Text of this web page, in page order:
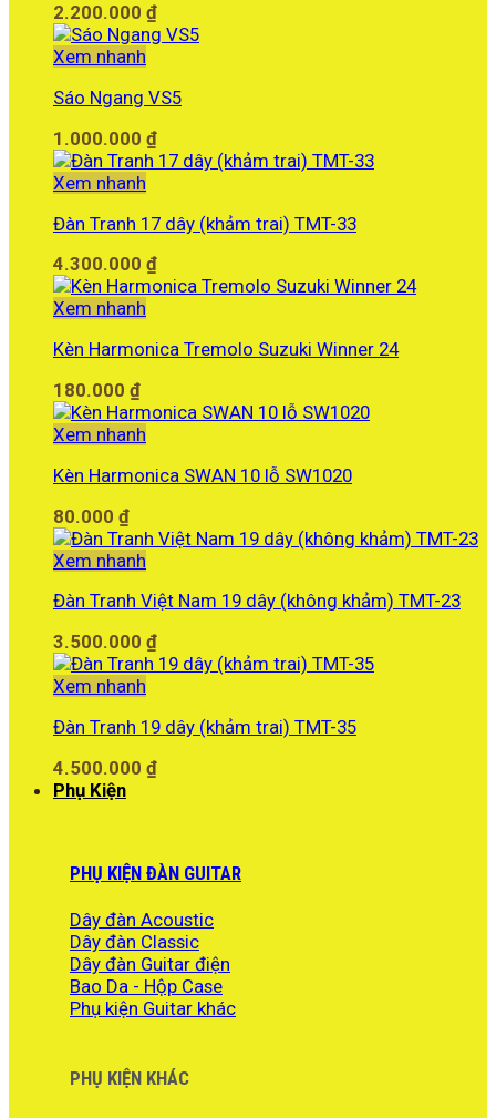
2.200.000 ₫
Xem nhanh
Sáo Ngang VS5
1.000.000 ₫
Xem nhanh
Đàn Tranh 17 dây (khảm trai) TMT-33
4.300.000 ₫
Xem nhanh
Kèn Harmonica Tremolo Suzuki Winner 24
180.000 ₫
Xem nhanh
Kèn Harmonica SWAN 10 lỗ SW1020
80.000 ₫
Xem nhanh
Đàn Tranh Việt Nam 19 dây (không khảm) TMT-23
3.500.000 ₫
Xem nhanh
Đàn Tranh 19 dây (khảm trai) TMT-35
4.500.000 ₫
Phụ Kiện
PHỤ KIỆN ĐÀN GUITAR
Dây đàn Acoustic
Dây đàn Classic
Dây đàn Guitar điện
Bao Da - Hộp Case
Phụ kiện Guitar khác
PHỤ KIỆN KHÁC